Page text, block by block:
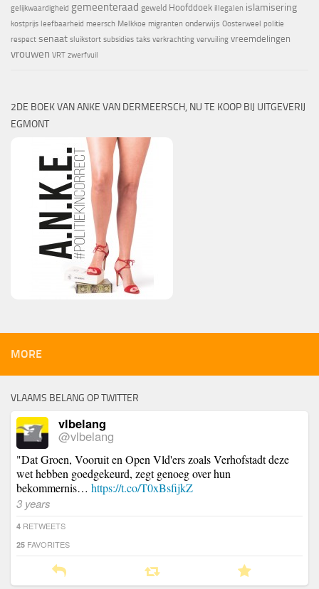
gelijkwaardigheid gemeenteraad geweld Hoofddoek illegalen islamisering
kostprijs leefbaarheid meersch Melkkoe migranten onderwijs Oosterweel politie
respect senaat sluikstort subsidies taks verkrachting vervuiling vreemdelingen
vrouwen VRT zwerfvuil
2DE BOEK VAN ANKE VAN DERMEERSCH, NU TE KOOP BIJ UITGEVERIJ
EGMONT
MORE
VLAAMS BELANG OP TWITTER
vlbelang
@vlbelang
"Dat Groen, Vooruit en Open Vld'ers zoals Verhofstadt deze
wet hebben goedgekeurd, zegt genoeg over hun
bekommernis… https://t.co/T0xBsfijkZ
3 years
4 RETWEETS
25 FAVORITES